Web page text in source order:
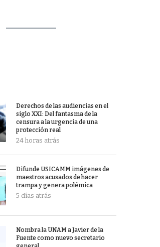
Derechos de las audiencias en el
siglo XXI: Del fantasma de la
censura a la urgencia de una
protección real
24 horas atrás
Difunde USICAMM imágenes de
maestros acusados de hacer
trampa y genera polémica
5 días atrás
Nombra la UNAM a Javier de la
Fuente como nuevo secretario